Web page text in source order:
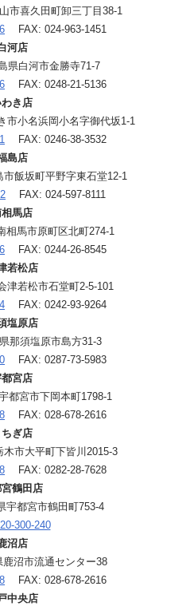
市喜久田町卸三丁目38-1
FAX: 024-963-1451
河店
県白河市金勝寺71-7
FAX: 0248-21-5136
わき店
市小名浜岡小名字御代坂1-1
FAX: 0246-38-3532
島店
飯坂町平野字東石堂12-1
FAX: 024-597-8111
馬店
相馬市原町区北町274-1
FAX: 0244-26-8545
若松店
津若松市石堂町2-5-101
FAX: 0242-93-9264
塩原店
那須塩原市島方31-3
FAX: 0287-73-5983
宮店
都宮市下岡本町1798-1
FAX: 028-678-2616
ちぎ店
市大平町下皆川2015-3
FAX: 0282-28-7628
鶴田店
宇都宮市鶴田町753-4
300-240
沼店
沼市流通センター38
FAX: 028-678-2616
中央店